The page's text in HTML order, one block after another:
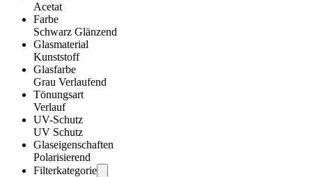
Acetat
Farbe
Schwarz Glänzend
Glasmaterial
Kunststoff
Glasfarbe
Grau Verlaufend
Tönungsart
Verlauf
UV-Schutz
UV Schutz
Glaseigenschaften
Polarisierend
Filterkategorie